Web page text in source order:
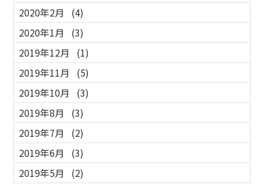
2020年2月
(4)
2020年1月
(3)
2019年12月
(1)
2019年11月
(5)
2019年10月
(3)
2019年8月
(3)
2019年7月
(2)
2019年6月
(3)
2019年5月
(2)